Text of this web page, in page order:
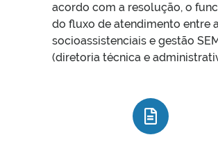
acordo com a resolução, o
do fluxo de atendimento entre
socioassistenciais e gestão
(diretoria técnica e